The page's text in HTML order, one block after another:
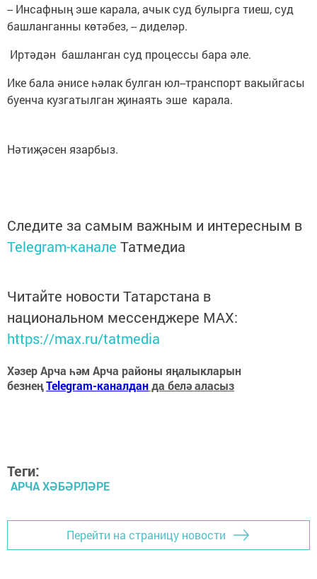
-- Инсафның эше карала, ачык суд булырга тиеш, суд
башланганны көтәбез, -- диделәр.
Иртәдән башланган суд процессы бара әле.
Ике бала әнисе һәлак булган юл--транспорт вакыйгасы
буенча кузгатылган җинаять эше карала.
Нәтиҗәсен язарбыз.
Следите за самым важным и интересным в
Telegram-канале Татмедиа
Читайте новости Татарстана в
национальном мессенджере MАХ:
https://max.ru/tatmedia
Хәзер Арча һәм Арча районы яңалыкларын
безнеңTelegram-каналданда белә аласыз
Теги:
АРЧА ХӘБӘРЛӘРЕ
Перейти на страницу новости